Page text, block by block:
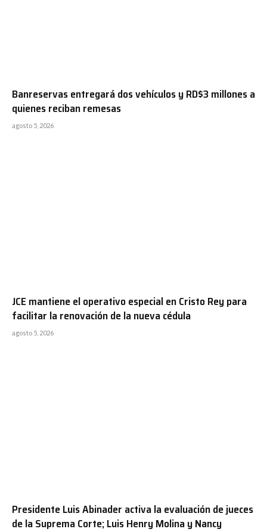
Banreservas entregará dos vehículos y RD$3 millones a
quienes reciban remesas
agosto 5, 2026
JCE mantiene el operativo especial en Cristo Rey para
facilitar la renovación de la nueva cédula
agosto 5, 2026
Presidente Luis Abinader activa la evaluación de jueces
de la Suprema Corte; Luis Henry Molina y Nancy